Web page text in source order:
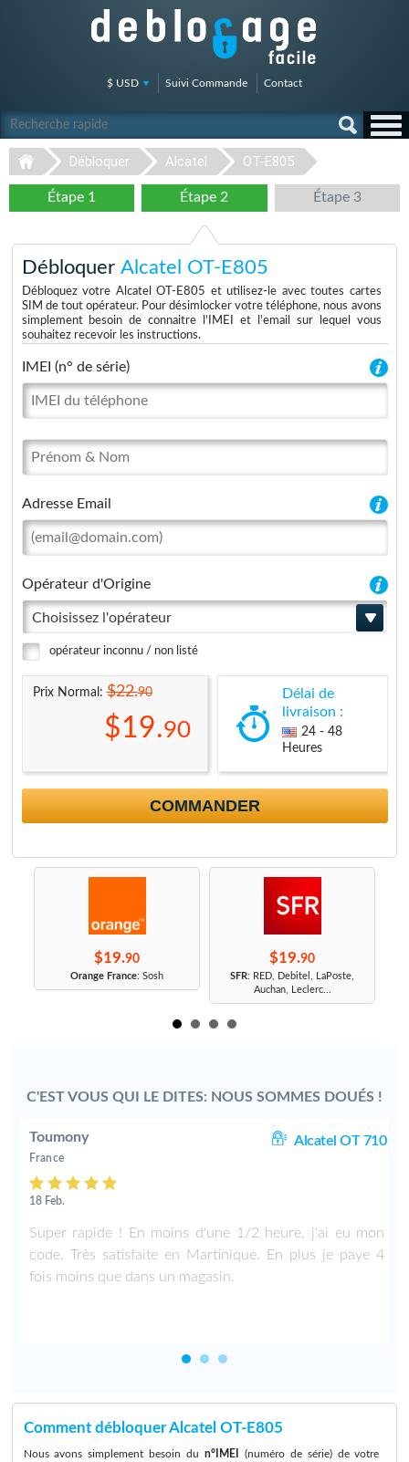
$ USD Suivi Commande Contact
Débloquer Alcatel OT-E805
Étape 1 Étape 2 Étape 3
Débloquer Alcatel OT-E805
Débloquez votre Alcatel OT-E805 et utilisez-le avec toutes cartes
SIM de tout opérateur. Pour désimlocker votre téléphone, nous avons
simplement besoin de connaitre l'IMEI et l'email sur lequel vous
souhaitez recevoir les instructions.
IMEI (n° de série)
Adresse Email
Opérateur d'Origine
Choisissez l'opérateur
opérateur inconnu / non listé
Prix Normal:$22.90
$19.90
Délai de
livraison :
24 - 48
Heures
COMMANDER
$19.90
Orange France: Sosh
$19.90
SFR: RED, Debitel, LaPoste,
Auchan, Leclerc...
C'EST VOUS QUI LE DITES: NOUS SOMMES DOUÉS !
Toumony Alcatel OT 710
France
18 Feb.
Super rapide ! En moins d'une 1/2 heure, j'ai eu mon
code. Très satisfaite en Martinique. En plus je paye 4
fois moins que dans un magasin.
Comment débloquer Alcatel OT-E805
Nous avons simplement besoin du n°IMEI
(numéro de série) de votre